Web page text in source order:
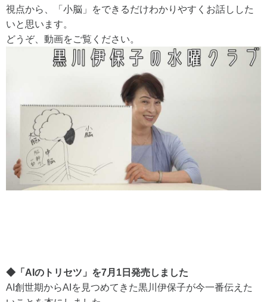
視点から、「小脳」をできるだけわかりやすくお話しした
いと思います。
どうぞ、動画をご覧ください。
◆「AIのトリセツ」を7月1日発売しました
AI創世期からAIを見つめてきた黒川伊保子が今一番伝えた